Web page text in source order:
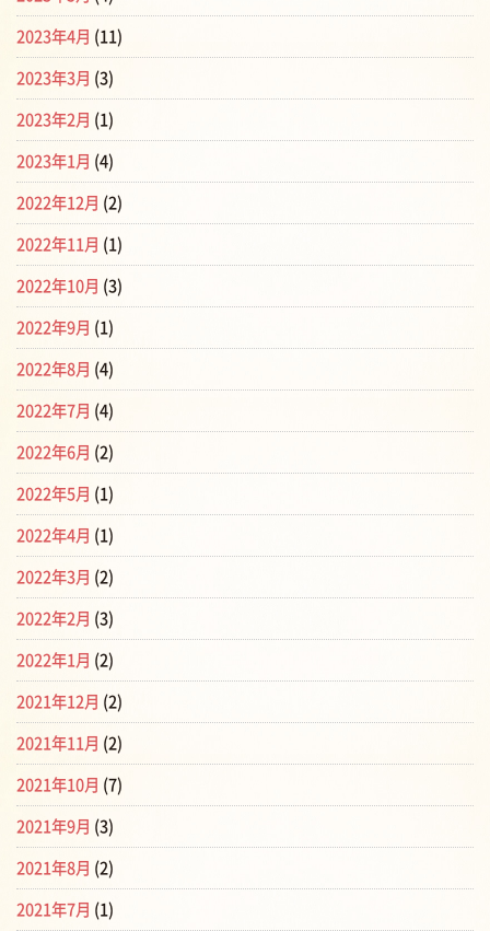
2023年4月 (11)
2023年3月 (3)
2023年2月 (1)
2023年1月 (4)
2022年12月 (2)
2022年11月 (1)
2022年10月 (3)
2022年9月 (1)
2022年8月 (4)
2022年7月 (4)
2022年6月 (2)
2022年5月 (1)
2022年4月 (1)
2022年3月 (2)
2022年2月 (3)
2022年1月 (2)
2021年12月 (2)
2021年11月 (2)
2021年10月 (7)
2021年9月 (3)
2021年8月 (2)
2021年7月 (1)